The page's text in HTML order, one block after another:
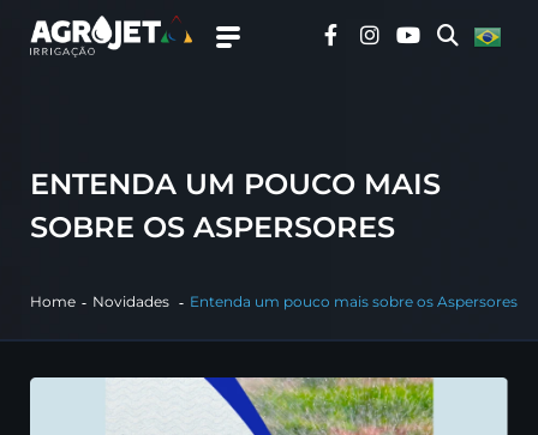
ENTENDA UM POUCO MAIS
SOBRE OS ASPERSORES
Home Novidades Entenda um pouco mais sobre os Aspersores